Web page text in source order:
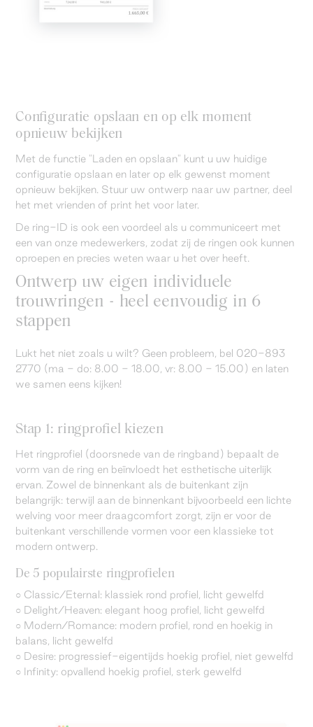
Configuratie opslaan en op elk moment
opnieuw bekijken
Met de functie "Laden en opslaan" kunt u uw huidige
configuratie opslaan en later op elk gewenst moment
opnieuw bekijken. Stuur uw ontwerp naar uw partner, deel
het met vrienden of print het voor later.
De ring-ID is ook een voordeel als u communiceert met
een van onze medewerkers, zodat zij de ringen ook kunnen
oproepen en precies weten waar u het over heeft.
Ontwerp uw eigen individuele
trouwringen - heel eenvoudig in 6
stappen
Lukt het niet zoals u wilt? Geen probleem, bel 020-893
2770 (ma - do: 8.00 - 18.00, vr: 8.00 - 15.00) en laten
we samen eens kijken!
Stap 1: ringprofiel kiezen
Het ringprofiel (doorsnede van de ringband) bepaalt de
vorm van de ring en beïnvloedt het esthetische uiterlijk
ervan. Zowel de binnenkant als de buitenkant zijn
belangrijk: terwijl aan de binnenkant bijvoorbeeld een lichte
welving voor meer draagcomfort zorgt, zijn er voor de
buitenkant verschillende vormen voor een klassieke tot
modern ontwerp.
De 5 populairste ringprofielen
○ Classic/Eternal: klassiek rond profiel, licht gewelfd
○ Delight/Heaven: elegant hoog profiel, licht gewelfd
○ Modern/Romance: modern profiel, rond en hoekig in
balans, licht gewelfd
○ Desire: progressief-eigentijds hoekig profiel, niet gewelfd
○ Infinity: opvallend hoekig profiel, sterk gewelfd